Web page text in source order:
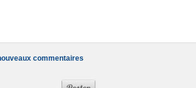
commentaires